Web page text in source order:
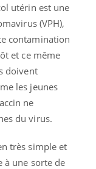
utérin est une
(VPH),
contamination
et ce même
doivent
les jeunes
ne
du virus.
très simple et
à une sorte de